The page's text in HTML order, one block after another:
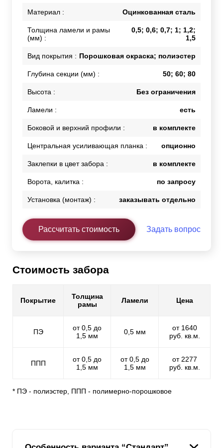
Материал : Оцинкованная сталь
Толщина ламели и рамы
(мм) :
0,5; 0,6; 0,7; 1; 1,2;
1,5
Вид покрытия : Порошковая окраска; полиэстер
Глубина секции (мм) : 50; 60; 80
Высота : Без ограничения
Ламели : есть
Боковой и верхний профили : в комплекте
Центральная усиливающая планка : опционно
Заклепки в цвет забора : в комплекте
Ворота, калитка : по запросу
Установка (монтаж) : заказывать отдельно
Рассчитать стоимость Задать вопрос
Стоимость забора
Покрытие
Толщина
рамы
Ламели Цена
ПЭ
от 0,5 до
1,5 мм
0,5 мм
от 1640
руб. кв.м.
ППП
от 0,5 до
1,5 мм
от 0,5 до
1,5 мм
от 2277
руб. кв.м.
* ПЭ - полиэстер, ППП - полимерно-порошковое